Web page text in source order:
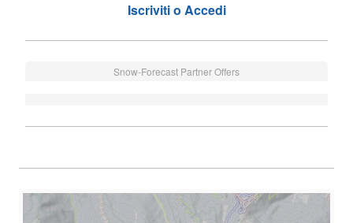
Iscriviti o Accedi
Snow-Forecast Partner Offers